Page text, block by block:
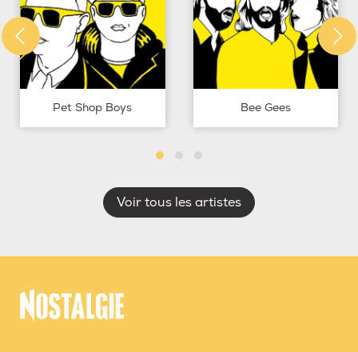
Pet Shop Boys Bee Gees
Voir tous les artistes